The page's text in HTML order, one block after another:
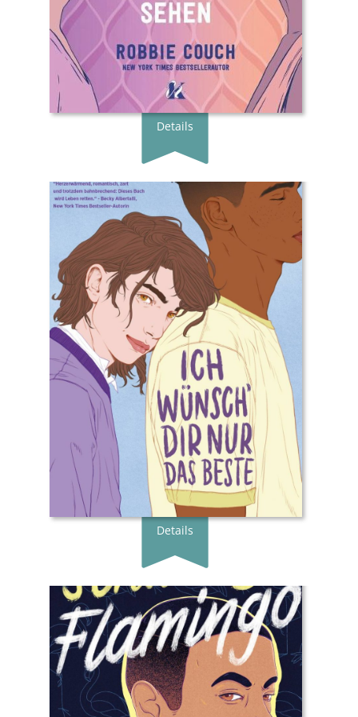
Preis:
23.00 €
Erscheingsdatum:
zum Shop
Details
Buchautor*in:Mason Deaver
Übersetzer*in:Luca Mael Milsch
Verlag: Zuckersüß SPARK Verlag
Genre:Jugendbuch
Typ: Gebunden
Seiten: 384
ISBN:978-3-949315-27-5
22.00 €
Erscheingsdatum:18.05.23
zum Shop
Details
Buchautor*in:Dean Atta
Übersetzer*in:Olaide E. Frank
Verlag:Zuckersüß SPARK Verlag
Genre:Jugendbuch